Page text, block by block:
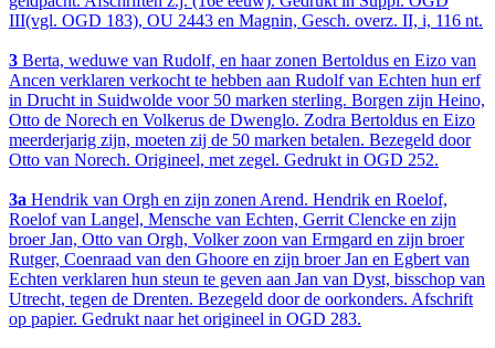
III(vgl. OGD 183), OU 2443 en Magnin, Gesch. overz. II, i, 116 nt.
3 Berta, weduwe van Rudolf, en haar zonen Bertoldus en Eizo van
Ancen verklaren verkocht te hebben aan Rudolf van Echten hun erf
in Drucht in Suidwolde voor 50 marken sterling. Borgen zijn Heino,
Otto de Norech en Volkerus de Dwenglo. Zodra Bertoldus en Eizo
meerderjarig zijn, moeten zij de 50 marken betalen. Bezegeld door
Otto van Norech. Origineel, met zegel. Gedrukt in OGD 252.
3a Hendrik van Orgh en zijn zonen Arend. Hendrik en Roelof,
Roelof van Langel, Mensche van Echten, Gerrit Clencke en zijn
broer Jan, Otto van Orgh, Volker zoon van Ermgard en zijn broer
Rutger, Coenraad van den Ghoore en zijn broer Jan en Egbert van
Echten verklaren hun steun te geven aan Jan van Dyst, bisschop van
Utrecht, tegen de Drenten. Bezegeld door de oorkonders. Afschrift
op papier. Gedrukt naar het origineel in OGD 283.